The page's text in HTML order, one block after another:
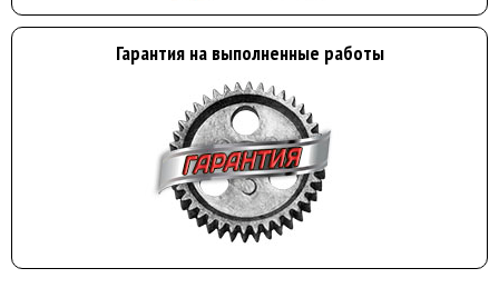
Гарантия на выполненные работы